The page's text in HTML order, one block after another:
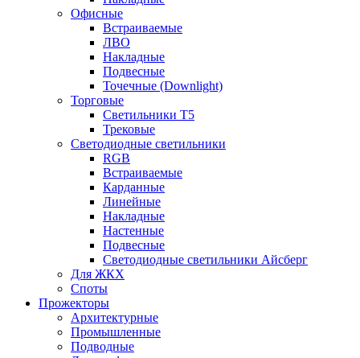
Офисные
Встраиваемые
ЛВО
Накладные
Подвесные
Точечные (Downlight)
Торговые
Светильники Т5
Трековые
Светодиодные светильники
RGB
Встраиваемые
Карданные
Линейные
Накладные
Настенные
Подвесные
Светодиодные светильники Айсберг
Для ЖКХ
Споты
Прожекторы
Архитектурные
Промышленные
Подводные